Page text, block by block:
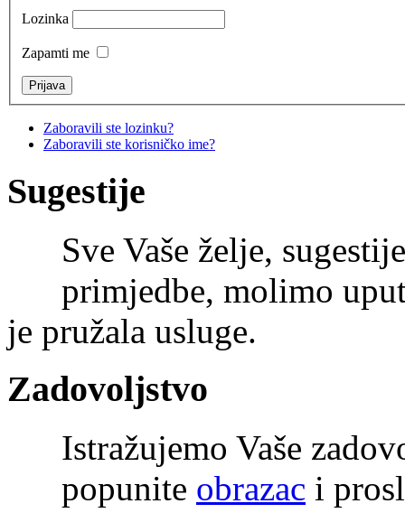
Lozinka
Zapamti me
Zaboravili ste lozinku?
Zaboravili ste korisničko ime?
Sugestije
Sve Vaše želje,
primjedbe, molimo
je pružala usluge.
Zadovoljstvo
Istražujemo Vaše
popunite obrazac i